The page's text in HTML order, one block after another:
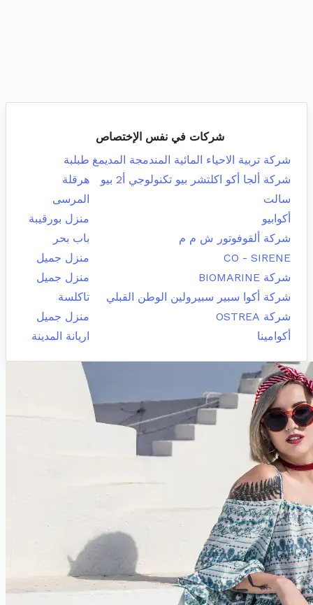
شركات في نفس الإختصاص
شركة تربية الاحياء المائية المندمجة المديمغ طبلبة
شركة ألجا أكو اكلتشر بيو تكنولوجي أ2 بيو
هرقلة
سالت
المرسى
أكوابيو
منزل بورقيبة
شركة ألقوفوتور ش م م
باب بحر
CO - SIRENE
منزل جميل
شركة BIOMARINE
منزل جميل
شركة أكوا سبير سبيرولين الوطن القبلي
تاكلسة
شركة OSTREA
منزل جميل
أكوامينا
اريانة المدينة